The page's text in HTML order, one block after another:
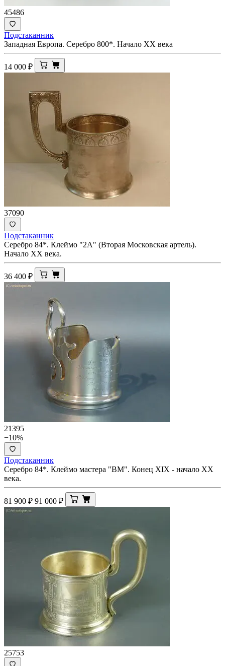
45486
Подстаканник
Западная Европа. Серебро 800*. Начало XX века
14 000 ₽
37090
Подстаканник
Серебро 84*. Клеймо "2А" (Вторая Московская артель).
Начало ХХ века.
36 400 ₽
21395
−10%
Подстаканник
Серебро 84*. Клеймо мастера "ВМ". Конец XIX - начало ХХ
века.
81 900 ₽ 91 000 ₽
25753